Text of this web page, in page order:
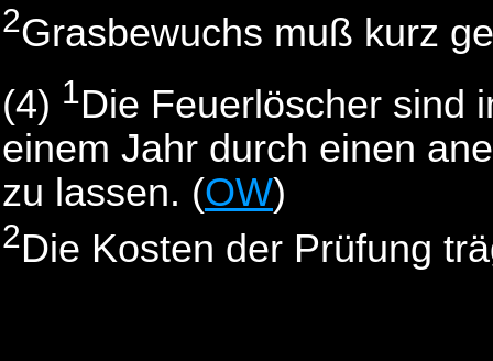
2Grasbewuchs muß kurz
(4) 1Die Feuerlöscher sind
einem Jahr durch einen
zu lassen. (OW)
2Die Kosten der Prüfung